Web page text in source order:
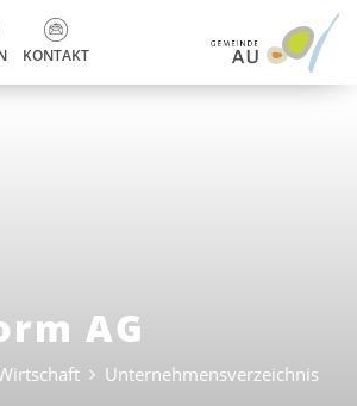
KONTAKT
AG
Unternehmensverzeichnis